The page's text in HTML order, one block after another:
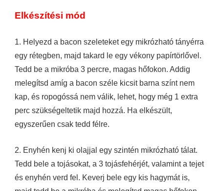
Elkészítési mód
1. Helyezd a bacon szeleteket egy mikrózható tányérra
egy rétegben, majd takard le egy vékony papírtörlővel.
Tedd be a mikróba 3 percre, magas hőfokon. Addig
melegítsd amíg a bacon széle kicsit barna színt nem
kap, és ropogóssá nem válik, lehet, hogy még 1 extra
perc szükségeltetik majd hozzá. Ha elkészült,
egyszerűen csak tedd félre.
2. Enyhén kenj ki olajjal egy szintén mikrózható tálat.
Tedd bele a tojásokat, a 3 tojásfehérjét, valamint a tejet
és enyhén verd fel. Keverj bele egy kis hagymát is,